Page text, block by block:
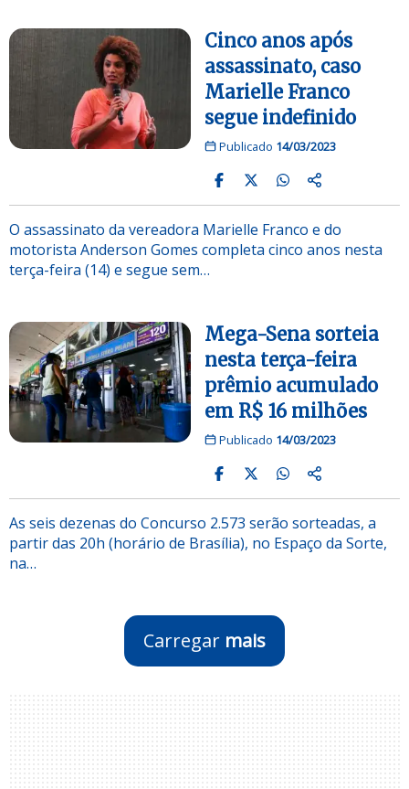
Cinco anos após
assassinato, caso
Marielle Franco
segue indefinido
Publicado 14/03/2023
O assassinato da vereadora Marielle Franco e do
motorista Anderson Gomes completa cinco anos nesta
terça-feira (14) e segue sem…
Mega-Sena sorteia
nesta terça-feira
prêmio acumulado
em R$ 16 milhões
Publicado 14/03/2023
As seis dezenas do Concurso 2.573 serão sorteadas, a
partir das 20h (horário de Brasília), no Espaço da Sorte,
na…
Carregar mais